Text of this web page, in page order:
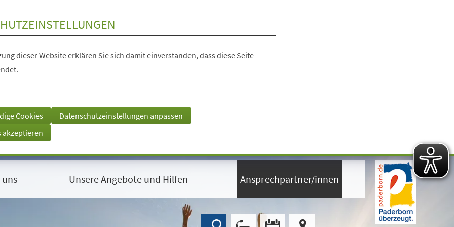
dieser Website erklären Sie sich damit einverstanden, dass diese Seite
Cookies
Datenschutzeinstellungen anpassen
akzeptieren
Unsere Angebote und Hilfen Ansprechpartner/innen